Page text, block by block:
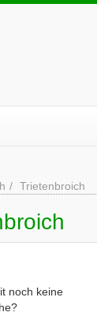
Trietenbroich
noch keine